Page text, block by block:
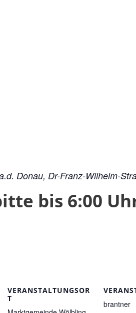
Donau, Dr-Franz-Wilhelm-
bis 6:00
VERANSTALTUNGSOR
T
brantner